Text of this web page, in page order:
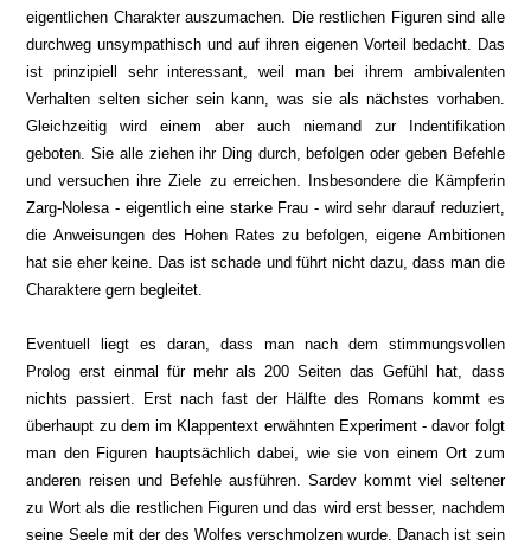
eigentlichen Charakter auszumachen. Die restlichen Figuren sind alle
durchweg unsympathisch und auf ihren eigenen Vorteil bedacht. Das
ist prinzipiell sehr interessant, weil man bei ihrem ambivalenten
Verhalten selten sicher sein kann, was sie als nächstes vorhaben.
Gleichzeitig wird einem aber auch niemand zur Indentifikation
geboten. Sie alle ziehen ihr Ding durch, befolgen oder geben Befehle
und versuchen ihre Ziele zu erreichen. Insbesondere die Kämpferin
Zarg-Nolesa - eigentlich eine starke Frau - wird sehr darauf reduziert,
die Anweisungen des Hohen Rates zu befolgen, eigene Ambitionen
hat sie eher keine. Das ist schade und führt nicht dazu, dass man die
Charaktere gern begleitet.
Eventuell liegt es daran, dass man nach dem stimmungsvollen
Prolog erst einmal für mehr als 200 Seiten das Gefühl hat, dass
nichts passiert. Erst nach fast der Hälfte des Romans kommt es
überhaupt zu dem im Klappentext erwähnten Experiment - davor folgt
man den Figuren hauptsächlich dabei, wie sie von einem Ort zum
anderen reisen und Befehle ausführen. Sardev kommt viel seltener
zu Wort als die restlichen Figuren und das wird erst besser, nachdem
seine Seele mit der des Wolfes verschmolzen wurde. Danach ist sein